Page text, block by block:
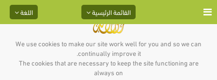
We use cookies to make our site work well for you and so we can
continually improve it.
The cookies that are necessary to keep the site functioning are
always on
اللغة القائمة الرئيسية